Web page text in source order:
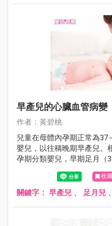
早產兒的心臟血管病變
作者：黃碧桃
兒童在母體內孕期正常為37
嬰兒，以往稱晚期早產兒。
孕期分類嬰兒，早期足月（
～40週6天）、晚期足月（
週）。早期足月兒的呼吸功
血管疾病，則較少研究報告。
收
關鍵字： 早產兒 、 足月兒